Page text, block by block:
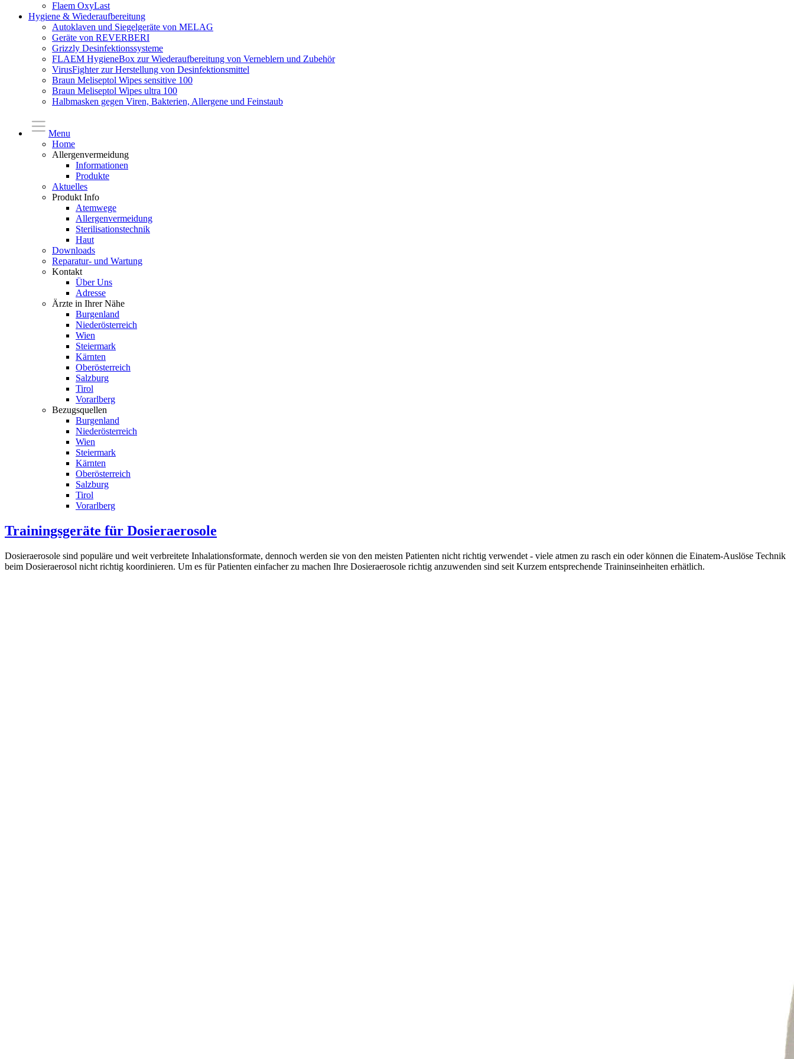
Flaem OxyLast
Hygiene & Wiederaufbereitung
Autoklaven und Siegelgeräte von MELAG
Geräte von REVERBERI
Grizzly Desinfektionssysteme
FLAEM HygieneBox zur Wiederaufbereitung von Verneblern und Zubehör
VirusFighter zur Herstellung von Desinfektionsmittel
Braun Meliseptol Wipes sensitive 100
Braun Meliseptol Wipes ultra 100
Halbmasken gegen Viren, Bakterien, Allergene und Feinstaub
Menu
Home
Allergenvermeidung
Informationen
Produkte
Aktuelles
Produkt Info
Atemwege
Allergenvermeidung
Sterilisationstechnik
Haut
Downloads
Reparatur- und Wartung
Kontakt
Über Uns
Adresse
Ärzte in Ihrer Nähe
Burgenland
Niederösterreich
Wien
Steiermark
Kärnten
Oberösterreich
Salzburg
Tirol
Vorarlberg
Bezugsquellen
Burgenland
Niederösterreich
Wien
Steiermark
Kärnten
Oberösterreich
Salzburg
Tirol
Vorarlberg
Trainingsgeräte für Dosieraerosole
Dosieraerosole sind populäre und weit verbreitete Inhalationsformate, dennoch werden sie von den meisten Patienten nicht richtig verwendet - viele atmen zu rasch ein oder können die Einatem-Auslöse Technik
beim Dosieraerosol nicht richtig koordinieren. Um es für Patienten einfacher zu machen Ihre Dosieraerosole richtig anzuwenden sind seit Kurzem entsprechende Traininseinheiten erhätlich.